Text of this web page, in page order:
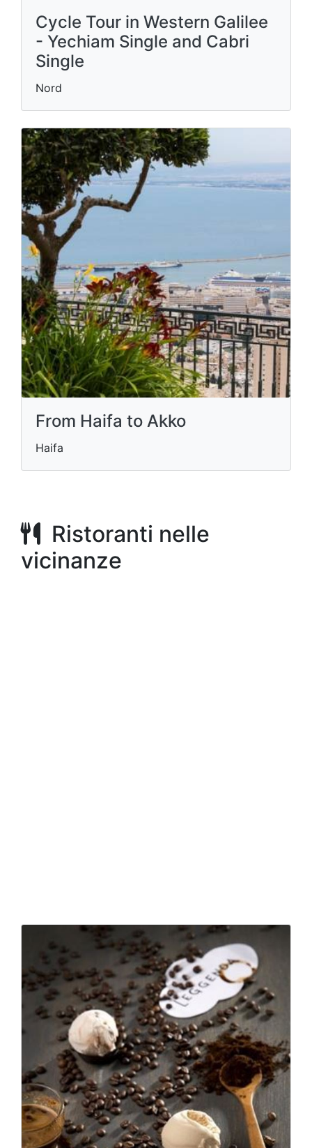
Cycle Tour in Western Galilee
- Yechiam Single and Cabri
Single
Nord
From Haifa to Akko
Haifa
Ristoranti nelle
vicinanze